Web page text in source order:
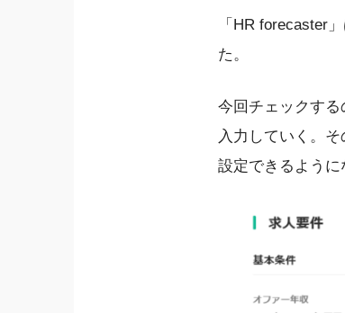
「HR forecaster
た。
今回チェックす
入力していく。
設定できるように